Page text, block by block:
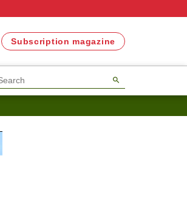
Subscription magazine